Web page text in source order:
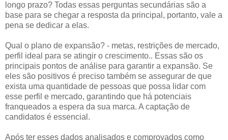
longo prazo? Todas essas perguntas secundárias são a
base para se chegar a resposta da principal, portanto, vale a
pena se dedicar a elas.
Qual o plano de expansão? - metas, restrições de mercado,
perfil ideal para se atingir o crescimento.. Essas são os
principais pontos de análise para garantir a expansão. Se
eles são positivos é preciso também se assegurar de que
exista uma quantidade de pessoas que possa lidar com
esse perfil e mercado, garantindo que há potenciais
franqueados a espera da sua marca. A captação de
candidatos é essencial.
Após ter esses dados analisados e comprovados como